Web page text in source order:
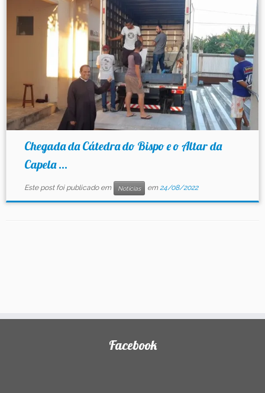
Contato
Chegada da Cátedra do Bispo e o Altar da
Capela ...
Este post foi publicado em Notícias em24/08/2022
Facebook